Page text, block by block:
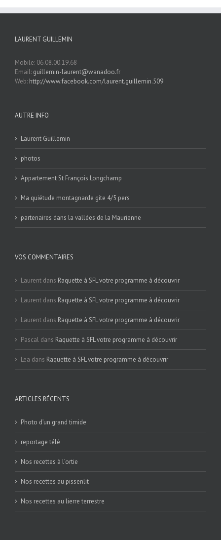
LAURENT GUILLEMIN
Mobile: 06.08.00.19.68
Email: guillemin-laurent@wanadoo.fr
Web: http://www.facebook.com/laurent.guillemin.509
AUTRE INFO
Laurent Guillemin
photos
Appartement St François Longchamp
Ma quiétude montagnarde gite 4/5 pers
partenaires dans la vallées de la Maurienne
VOS COMMENTAIRES
Laurent dans Raquette à SFL votre programme à découvrir
Laurent dans Raquette à SFL votre programme à découvrir
Laurent dans Raquette à SFL votre programme à découvrir
Pascal dans Raquette à SFL votre programme à découvrir
Lea dans Raquette à SFL votre programme à découvrir
ARTICLES RÉCENTS
Photo d’un grand timide
reportage télé
Nos recettes à l’ortie
Nos recettes au pissenlit
Nos recettes au lierre terrestre